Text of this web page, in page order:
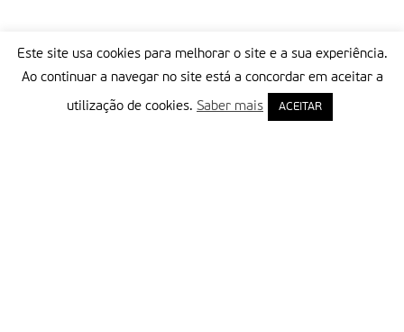
Este site usa cookies para melhorar o site e a sua experiência.
Ao continuar a navegar no site está a concordar em aceitar a
utilização de cookies. Saber mais ACEITAR